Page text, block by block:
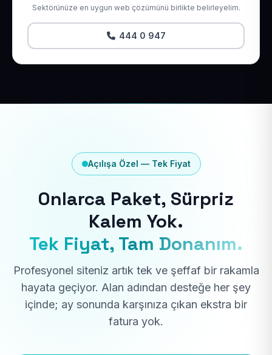
Sektörünüze en uygun web çözümünü birlikte belirleyelim.
444 0 947
Açılışa Özel — Tek Fiyat
Onlarca Paket, Sürpriz
Kalem Yok.
Tek Fiyat, Tam Donanım.
Profesyonel siteniz artık tek ve şeffaf bir rakamla
hayata geçiyor. Alan adından desteğe her şey
içinde; ay sonunda karşınıza çıkan ekstra bir
fatura yok.